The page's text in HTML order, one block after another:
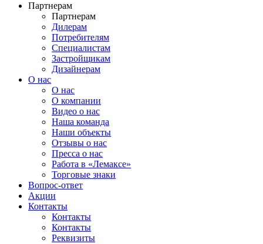
Партнерам
Партнерам
Дилерам
Потребителям
Специалистам
Застройщикам
Дизайнерам
О нас
О нас
О компании
Видео о нас
Наша команда
Наши объекты
Отзывы о нас
Пресса о нас
Работа в «Лемаксе»
Торговые знаки
Вопрос-ответ
Акции
Контакты
Контакты
Контакты
Реквизиты